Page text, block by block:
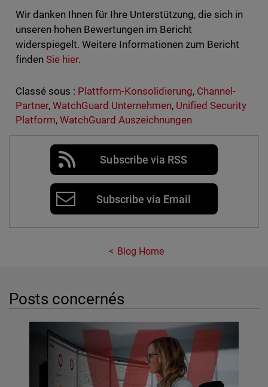
Wir danken Ihnen für Ihre Unterstützung, die sich in
unseren hohen Bewertungen im Bericht
widerspiegelt. Weitere Informationen zum Bericht
finden Sie hier.
Classé sous : Plattform-Konsolidierung, Channel-
Partner, WatchGuard Unternehmen, Unified Security
Platform, WatchGuard Auszeichnungen
Subscribe via RSS
Subscribe via Email
Blog Home
Posts concernés